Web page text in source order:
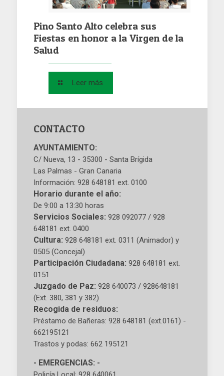
Pino Santo Alto celebra sus
Fiestas en honor a la Virgen de la
Salud
Leer más
CONTACTO
AYUNTAMIENTO:
C/ Nueva, 13 - 35300 - Santa Brígida
Las Palmas - Gran Canaria
Información: 928 648181 ext. 0100
Horario durante el año:
De 9:00 a 13:30 horas
Servicios Sociales: 928 092077 / 928
648181 ext. 0400
Cultura: 928 648181 ext. 0311 (Animador) y
0505 (Concejal)
Participación Ciudadana: 928 648181 ext.
0151
Juzgado de Paz: 928 640073 / 928648181
(Ext. 380, 381 y 382)
Recogida de residuos:
Préstamo de Bañeras: 928 648181 (ext.0161) -
662195121
Trastos y podas: 662 195121
- EMERGENCIAS: -